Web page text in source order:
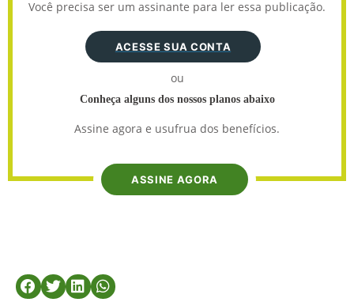
Você precisa ser um assinante para ler essa publicação.
ACESSE SUA CONTA
ou
Conheça alguns dos nossos planos abaixo
Assine agora e usufrua dos benefícios.
ASSINE AGORA